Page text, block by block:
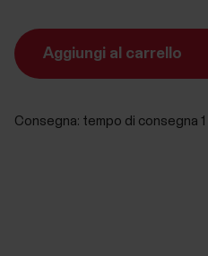
Aggiungi al carrello
Consegna: tempo di consegna